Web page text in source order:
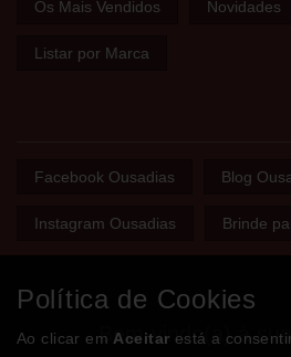
Os Mais Vendidos Novidades
Listar por Marca
Facebook Ousadias Blog
Instagram Ousadias Brinde
Bem-vindo(a) à sua
Política de Cookies
Ao clicar em Aceitar está a